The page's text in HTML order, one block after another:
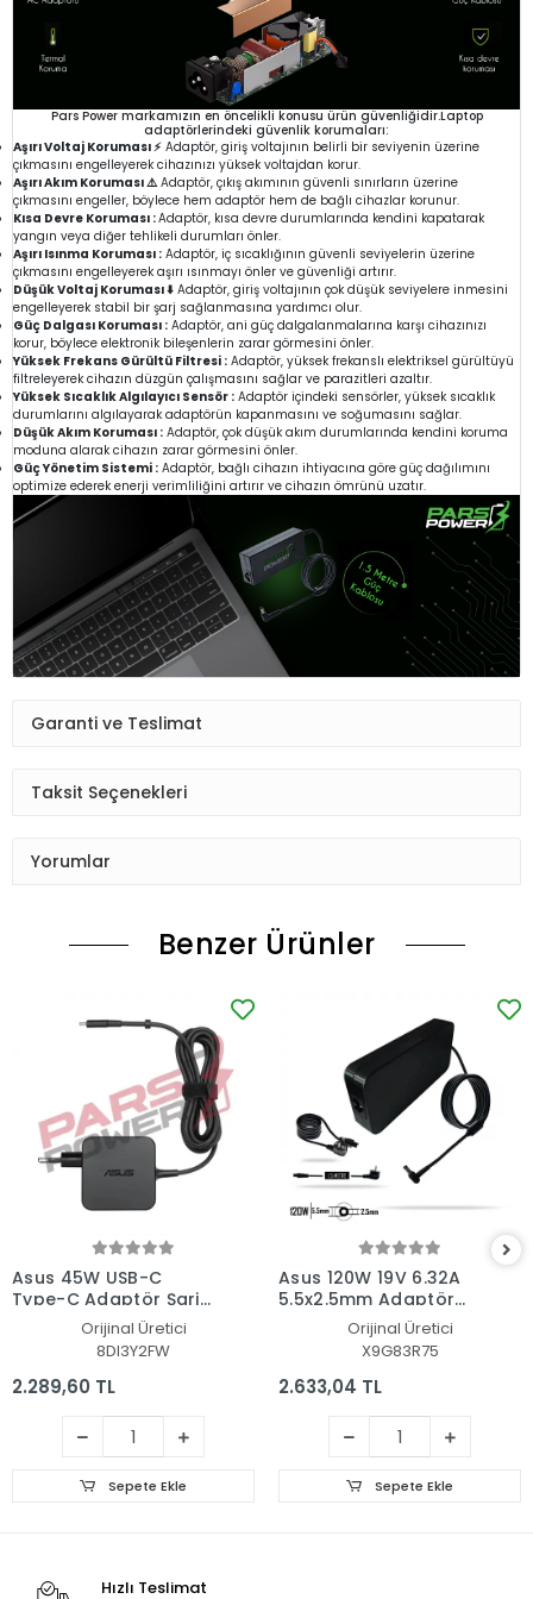
Pars Power markamızın en öncelikli konusu ürün güvenliğidir.Laptop
adaptörlerindeki güvenlik korumaları:
Aşırı Voltaj Koruması ⚡ Adaptör, giriş voltajının belirli bir seviyenin üzerine
çıkmasını engelleyerek cihazınızı yüksek voltajdan korur.
Aşırı Akım Koruması ⚠️Adaptör, çıkış akımının güvenli sınırların üzerine
çıkmasını engeller, böylece hem adaptör hem de bağlı cihazlar korunur.
Kısa Devre Koruması :Adaptör, kısa devre durumlarında kendini kapatarak
yangın veya diğer tehlikeli durumları önler.
Aşırı Isınma Koruması : Adaptör, iç sıcaklığının güvenli seviyelerin üzerine
çıkmasını engelleyerek aşırı ısınmayı önler ve güvenliği artırır.
Düşük Voltaj Koruması ⬇️ Adaptör, giriş voltajının çok düşük seviyelere inmesini
engelleyerek stabil bir şarj sağlanmasına yardımcı olur.
Güç Dalgası Koruması : Adaptör, ani güç dalgalanmalarına karşı cihazınızı
korur, böylece elektronik bileşenlerin zarar görmesini önler.
Yüksek Frekans Gürültü Filtresi : Adaptör, yüksek frekanslı elektriksel gürültüyü
filtreleyerek cihazın düzgün çalışmasını sağlar ve parazitleri azaltır.
Yüksek Sıcaklık Algılayıcı Sensör : Adaptör içindeki sensörler, yüksek sıcaklık
durumlarını algılayarak adaptörün kapanmasını ve soğumasını sağlar.
Düşük Akım Koruması : Adaptör, çok düşük akım durumlarında kendini koruma
moduna alarak cihazın zarar görmesini önler.
Güç Yönetim Sistemi : Adaptör, bağlı cihazın ihtiyacına göre güç dağılımını
optimize ederek enerji verimliliğini artırır ve cihazın ömrünü uzatır.
Garanti ve Teslimat
Taksit Seçenekleri
Yorumlar
Benzer Ürünler
Asus 45W USB-C
Type-C Adaptör Şarj
Aleti-CihazıOrijinal Üretici
8DI3Y2FW
2.289,60 TL
Sepete Ekle
Asus 120W 19V 6.32A
5.5x2.5mm Adaptör
Şarj Aleti-Cihazı
Orijinal Üretici
X9G83R75
2.633,04 TL
Sepete Ekle
Hızlı Teslimat